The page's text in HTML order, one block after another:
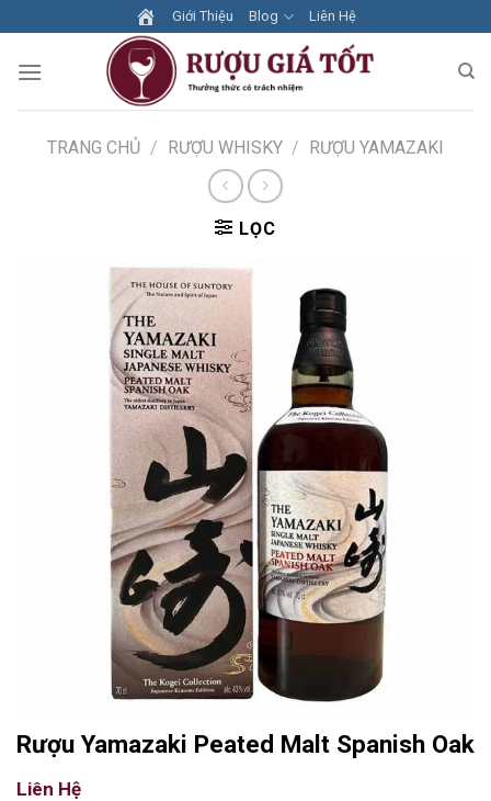
to
content
Giới Thiệu Blog Liên Hệ
TRANG CHỦ / RƯỢU WHISKY / RƯỢU YAMAZAKI
LỌC
Rượu Yamazaki Peated Malt Spanish Oak
Liên Hệ